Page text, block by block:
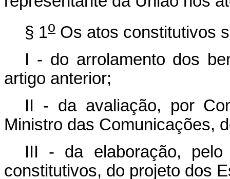
§ 1o Os atos constitutivos
I - do arrolamento dos
artigo anterior;
II - da avaliação, por
Ministro das Comunicações,
III - da elaboração,
constitutivos, do projeto dos